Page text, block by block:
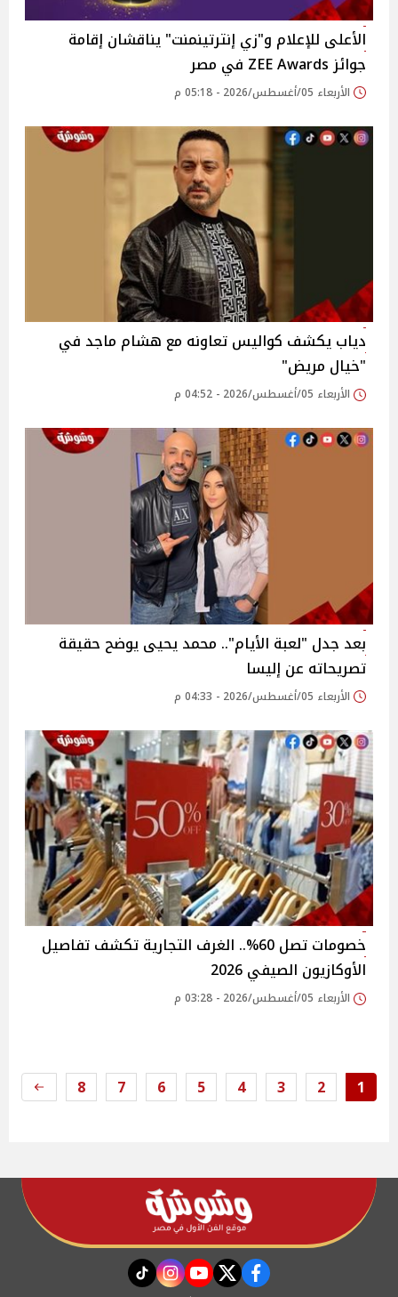
الأعلى للإعلام و"زي إنترتينمنت" يناقشان إقامة
جوائز ZEE Awards في مصر
الأربعاء 05/أغسطس/2026 - 05:18 م
دياب يكشف كواليس تعاونه مع هشام ماجد في
"خيال مريض"
الأربعاء 05/أغسطس/2026 - 04:52 م
بعد جدل "لعبة الأيام".. محمد يحيى يوضح حقيقة
تصريحاته عن إليسا
الأربعاء 05/أغسطس/2026 - 04:33 م
خصومات تصل 60%.. الغرف التجارية تكشف تفاصيل
الأوكازيون الصيفي 2026
الأربعاء 05/أغسطس/2026 - 03:28 م
1
2
3
4
5
6
7
8
facebook
twitter
youtube
instagram
tiktok